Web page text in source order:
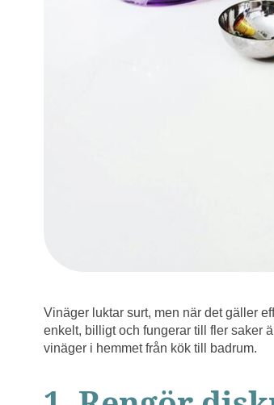
Vinäger luktar surt, men när det gäller
enkelt, billigt och fungerar till fler saker
vinäger i hemmet från kök till badrum.